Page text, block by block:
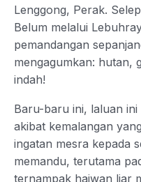
Lenggong, Perak.
Belum melalui
pemandangan
mengagumkan: hutan,
indah!
Baru-baru ini, laluan
akibat kemalangan
ingatan mesra kepada
memandu, terutama
ternampak haiwan liar